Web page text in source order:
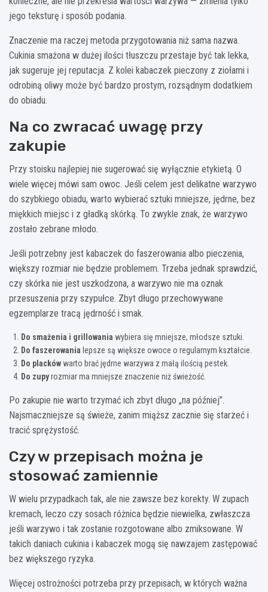
jego teksturę i sposób podania.
Znaczenie ma raczej metoda przygotowania niż sama nazwa.
Cukinia smażona w dużej ilości tłuszczu przestaje być tak lekka,
jak sugeruje jej reputacja. Z kolei kabaczek pieczony z ziołami i
odrobiną oliwy może być bardzo prostym, rozsądnym dodatkiem
do obiadu.
Na co zwracać uwagę przy
zakupie
Przy stoisku najlepiej nie sugerować się wyłącznie etykietą. O
wiele więcej mówi sam owoc. Jeśli celem jest delikatne warzywo
do szybkiego obiadu, warto wybierać sztuki mniejsze, jędrne, bez
miękkich miejsc i z gładką skórką. To zwykle znak, że warzywo
zostało zebrane młodo.
Jeśli potrzebny jest kabaczek do faszerowania albo pieczenia,
większy rozmiar nie będzie problemem. Trzeba jednak sprawdzić,
czy skórka nie jest uszkodzona, a warzywo nie ma oznak
przesuszenia przy szypułce. Zbyt długo przechowywane
egzemplarze tracą jędrność i smak.
Do smażenia i grillowania wybiera się mniejsze, młodsze sztuki.
Do faszerowania lepsze są większe owoce o regularnym kształcie.
Do placków warto brać jędrne warzywa z małą ilością pestek.
Do zupyrozmiar ma mniejsze znaczenie niż świeżość.
Po zakupie nie warto trzymać ich zbyt długo „na później”.
Najsmaczniejsze są świeże, zanim miąższ zacznie się starzeć i
tracić sprężystość.
Czy w przepisach można je
stosować zamiennie
W wielu przypadkach tak, ale nie zawsze bez korekty. W zupach
kremach, leczo czy sosach różnica będzie niewielka, zwłaszcza
jeśli warzywo i tak zostanie rozgotowane albo zmiksowane. W
takich daniach cukinia i kabaczek mogą się nawzajem zastępować
bez większego ryzyka.
Więcej ostrożności potrzeba przy przepisach, w których ważna